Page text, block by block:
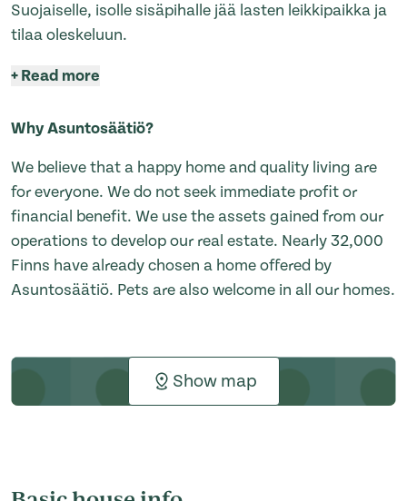
Suojaiselle, isolle sisäpihalle jää lasten leikkipaikka ja
tilaa oleskeluun.
+Read more
Why Asuntosäätiö?
We believe that a happy home and quality living are
for everyone. We do not seek immediate profit or
financial benefit. We use the assets gained from our
operations to develop our real estate. Nearly 32,000
Finns have already chosen a home offered by
Asuntosäätiö. Pets are also welcome in all our homes.
Show map